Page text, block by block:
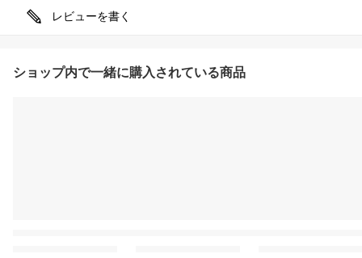
レビューを書く
ショップ内で一緒に購入されている商品